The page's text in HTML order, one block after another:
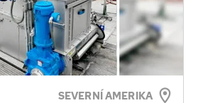
SEVERNÍ AMERIKA